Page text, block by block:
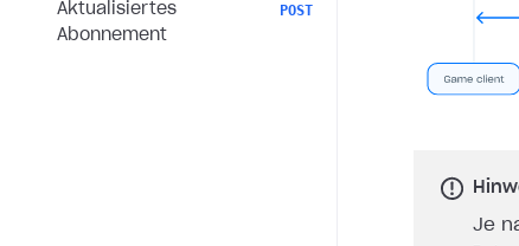
Aktualisiertes
Abonnement
POST
Je